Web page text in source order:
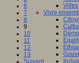
Villes
Vivre
6
7
8
9
10
11
12
13
Suivant